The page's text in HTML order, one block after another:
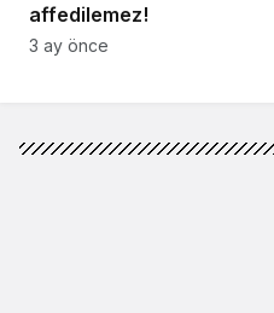
affedilemez!
3 ay önce